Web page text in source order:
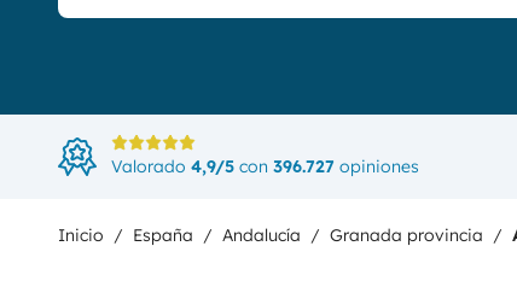
Valorado 4,9/5 con 396.727 opiniones
Inicio España Andalucía Granada provincia